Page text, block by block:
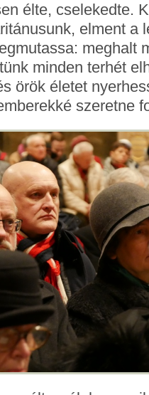
élte, cselekedte.
elment a
meghalt
minden terhét
örök életet
szeretne